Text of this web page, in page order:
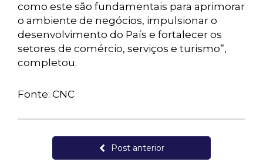
como este são fundamentais para aprimorar
o ambiente de negócios, impulsionar o
desenvolvimento do País e fortalecer os
setores de comércio, serviços e turismo”,
completou.
Fonte: CNC
Post anterior